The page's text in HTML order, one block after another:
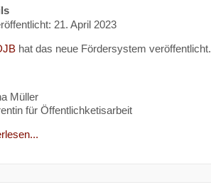
21. April 2023
hat das neue Fördersystem veröffentlicht.
Müller
für Öffentlichketisarbeit